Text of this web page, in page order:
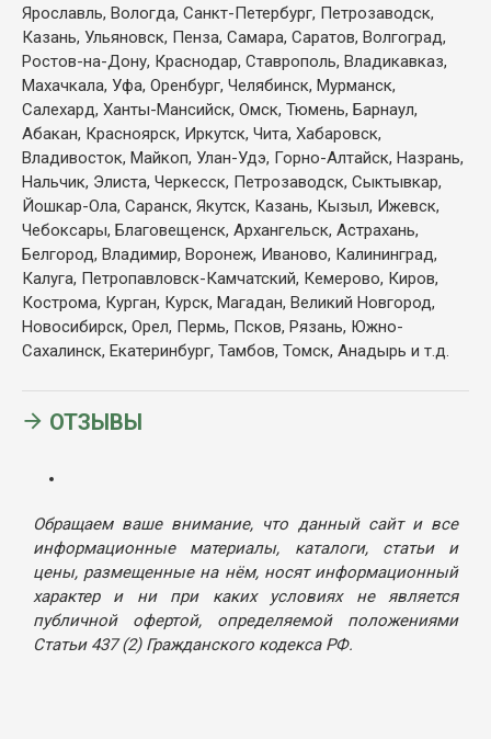
Ярославль, Вологда, Санкт-Петербург, Петрозаводск,
Казань, Ульяновск, Пенза, Самара, Саратов, Волгоград,
Ростов-на-Дону, Краснодар, Ставрополь, Владикавказ,
Махачкала, Уфа, Оренбург, Челябинск, Мурманск,
Салехард, Ханты-Мансийск, Омск, Тюмень, Барнаул,
Абакан, Красноярск, Иркутск, Чита, Хабаровск,
Владивосток, Майкоп, Улан-Удэ, Горно-Алтайск, Назрань,
Нальчик, Элиста, Черкесск, Петрозаводск, Сыктывкар,
Йошкар-Ола, Саранск, Якутск, Казань, Кызыл, Ижевск,
Чебоксары, Благовещенск, Архангельск, Астрахань,
Белгород, Владимир, Воронеж, Иваново, Калининград,
Калуга, Петропавловск-Камчатский, Кемерово, Киров,
Кострома, Курган, Курск, Магадан, Великий Новгород,
Новосибирск, Орел, Пермь, Псков, Рязань, Южно-
Сахалинск, Екатеринбург, Тамбов, Томск, Анадырь и т.д.
ОТЗЫВЫ
Обращаем ваше внимание, что данный сайт и все
информационные материалы, каталоги, статьи и
цены, размещенные на нём, носят информационный
характер и ни при каких условиях не является
публичной офертой, определяемой положениями
Статьи 437 (2) Гражданского кодекса РФ.